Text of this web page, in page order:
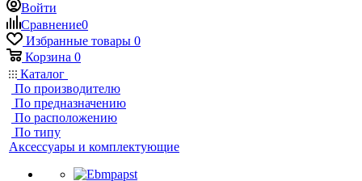
Войти
Сравнение0
Избранные товары 0
Корзина 0
Каталог
По производителю
По предназначению
По расположению
По типу
Аксессуары и комплектующие